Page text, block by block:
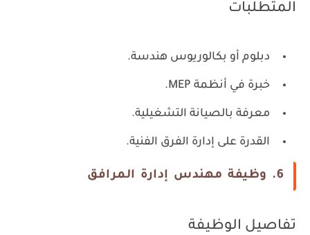
المتطلبات
دبلوم أو بكالوريوس هندسة.
خبرة في أنظمة MEP.
معرفة بالصيانة التشغيلية.
القدرة على إدارة الفرق الفنية.
6. وظيفة مهندس إدارة المرافق
تفاصيل الوظيفة